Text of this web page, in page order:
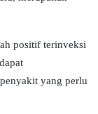
positif terinveksi
yang perlu